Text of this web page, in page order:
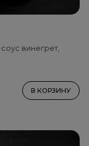
винегрет,
В КОРЗИНУ